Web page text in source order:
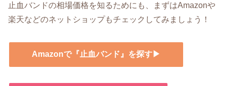
止血バンドの相場価格を知るためにも、まずはAmazonや
楽天などのネットショップもチェックしてみましょう！
Amazonで『止血バンド』を探す▶